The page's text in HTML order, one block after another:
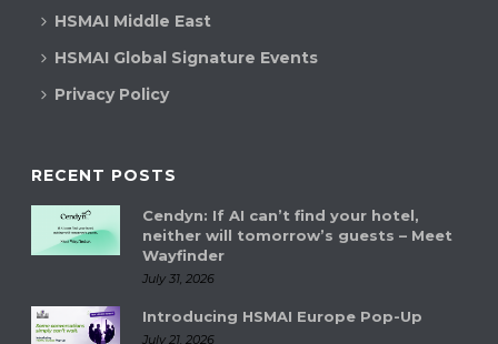
HSMAI Middle East
HSMAI Global Signature Events
Privacy Policy
RECENT POSTS
Cendyn: If AI can’t find your hotel,
neither will tomorrow’s guests – Meet
Wayfinder
July 31, 2026
Introducing HSMAI Europe Pop-Up
July 21, 2026